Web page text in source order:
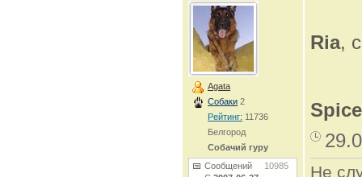
Agata
Собаки 2
Рейтинг: 11736
Белгород
Собачий гуру
Сообщений 10985
Ria,
Spice
Не